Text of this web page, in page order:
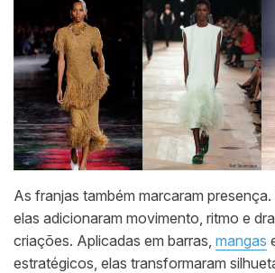
As franjas também marcaram
elas adicionaram movimento, ritmo e
criações. Aplicadas em barras, mangas
estratégicos, elas transformaram